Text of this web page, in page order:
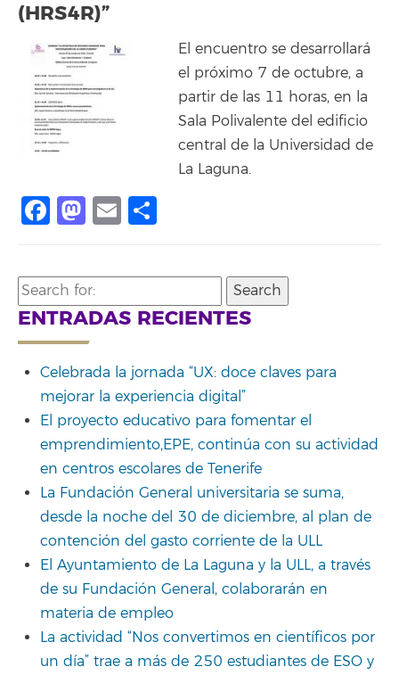
(HRS4R)”
El encuentro se desarrollará
el próximo 7 de octubre, a
partir de las 11 horas, en la
Sala Polivalente del edificio
central de la Universidad de
La Laguna.
Facebook
Mastodon
Email
Search
for:
ENTRADAS RECIENTES
Celebrada la jornada “UX: doce claves para
mejorar la experiencia digital”
El proyecto educativo para fomentar el
emprendimiento,EPE, continúa con su actividad
en centros escolares de Tenerife
La Fundación General universitaria se suma,
desde la noche del 30 de diciembre, al plan de
contención del gasto corriente de la ULL
El Ayuntamiento de La Laguna y la ULL, a través
de su Fundación General, colaborarán en
materia de empleo
La actividad “Nos convertimos en científicos por
un día” trae a más de 250 estudiantes de ESO y